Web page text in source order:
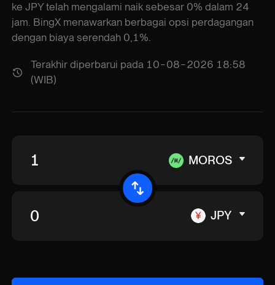
ke JPY telah mengalami naik sebesar 0% dalam 24
jam. BingX menawarkan berbagai opsi perdagangan
dengan biaya serendah 0,1%.
Terakhir diperbarui pada 10-08-2026 18:58
(WIB)
MOROS
JPY